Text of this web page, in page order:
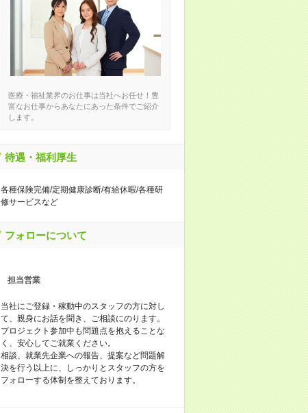
医療・福祉業界のお仕事は当社へお任せ！豊
富なお仕事からあなたにあった条件でご紹介
します。
待遇・福利厚生
各種保険完備/定期健康診断/有給休暇/各種研
修サービスなど
フォローについて
担当営業
当社にご登録・稼動中のスタッフの方に対し
て、親身にお話を聞き、ご相談にのります。
プロジェクト参加中も問題点を抱えることな
く、安心してご就業ください。
相談、就業先企業への報告、提案など問題解
決を行う以上に、しっかりとスタッフの方を
フォローする体制を整えております。